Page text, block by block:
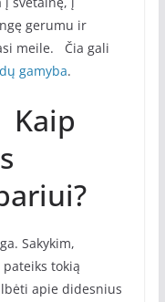
gerumu ir
meile. Čia gali
gamyba.
Sakykim,
tokią
apie didesnius